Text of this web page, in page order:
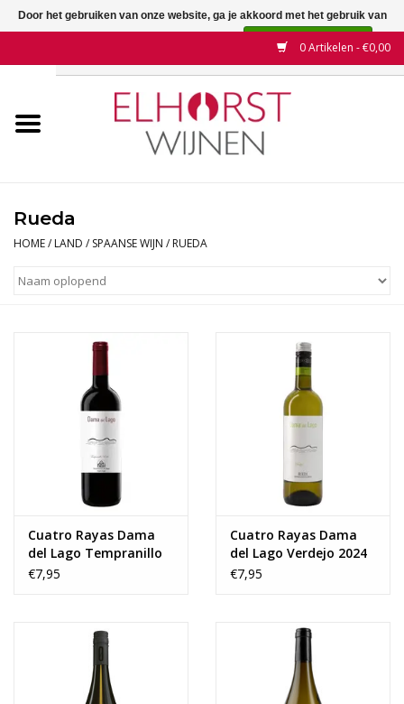
0 Artikelen - €0,00
Wijnen
Wijnhuizen
Druif
Wijnaanbiedingen
Wijnberichten
Rueda
HOME/ LAND / SPAANSE WIJN / RUEDA
Cuatro Rayas Dama
del Lago Tempranillo
2020
€7,95
Cuatro Rayas Dama
del Lago Verdejo 2024
€7,95
Door het gebruiken van onze website, ga je akkoord met het gebruik van